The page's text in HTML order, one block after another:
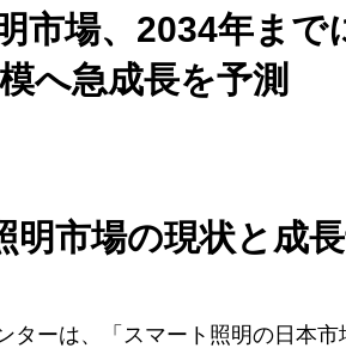
市場、2034年まで
へ急成長を予測
明市場の現状と成
ターは、「スマート照明の日本